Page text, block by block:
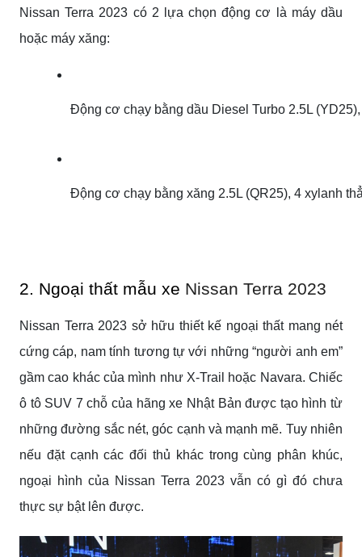
Nissan Terra 2023 có 2 lựa chọn động cơ là máy dầu
hoặc máy xăng:
Động cơ chạy bằng dầu Diesel Turbo 2.5L
Động cơ chạy bằng xăng 2.5L (QR25), 4 xylanh
2. Ngoại thất mẫu xe Nissan Terra 2023
Nissan Terra 2023 sở hữu thiết kế ngoại thất mang nét
cứng cáp, nam tính tương tự với những “người anh em”
gầm cao khác của mình như X-Trail hoặc Navara. Chiếc
ô tô SUV 7 chỗ của hãng xe Nhật Bản được tạo hình từ
những đường sắc nét, góc cạnh và mạnh mẽ. Tuy nhiên
nếu đặt cạnh các đối thủ khác trong cùng phân khúc,
ngoại hình của Nissan Terra 2023 vẫn có gì đó chưa
thực sự bật lên được.